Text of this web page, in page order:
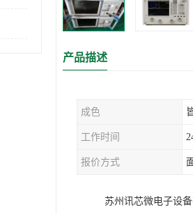
产品描述
成色
工作时间
报价方式
苏州讯芯微电子设